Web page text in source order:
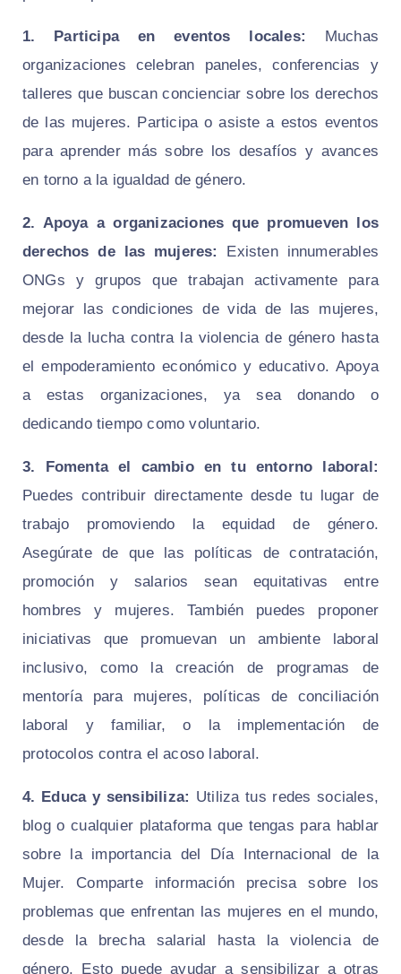
1. Participa en eventos locales:
Muchas
organizaciones celebran paneles, conferencias y
talleres que buscan concienciar sobre los derechos
de las mujeres. Participa o asiste a estos eventos
para aprender más sobre los desafíos y avances
en torno a la igualdad de género.
2. Apoya a organizaciones que promueven los
derechos de las mujeres:
Existen innumerables
ONGs y grupos que trabajan activamente para
mejorar las condiciones de vida de las mujeres,
desde la lucha contra la violencia de género hasta
el empoderamiento económico y educativo. Apoya
a estas organizaciones, ya sea donando o
dedicando tiempo como voluntario.
3. Fomenta el cambio en tu entorno laboral:
Puedes contribuir directamente desde tu lugar de
trabajo promoviendo la equidad de género.
Asegúrate de que las políticas de contratación,
promoción y salarios sean equitativas entre
hombres y mujeres. También puedes proponer
iniciativas que promuevan un ambiente laboral
inclusivo, como la creación de programas de
mentoría para mujeres, políticas de conciliación
laboral y familiar, o la implementación de
protocolos contra el acoso laboral.
4. Educa y sensibiliza: Utiliza tus redes sociales,
blog o cualquier plataforma que tengas para hablar
sobre la importancia del Día Internacional de la
Mujer. Comparte información precisa sobre los
problemas que enfrentan las mujeres en el mundo,
desde la brecha salarial hasta la violencia de
género. Esto puede ayudar a sensibilizar a otras